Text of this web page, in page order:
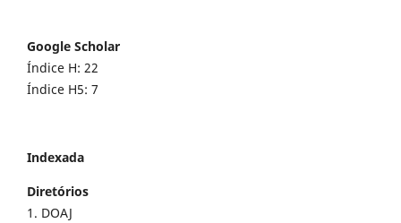
Google Scholar
Índice H: 22
Índice H5: 7
Indexada
Diretórios
1. DOAJ